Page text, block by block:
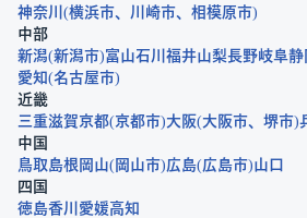
神奈川
横浜市 川崎市
相模原市
中部
新潟 新潟市 富山石川 福井山梨長野岐阜静
愛知 名古屋市
近畿
三重滋賀京都 京都市 大阪 大阪市 堺市
中国
鳥取島根 岡山 岡山市 広島 広島市 山口
四国
徳島香川 愛媛高知